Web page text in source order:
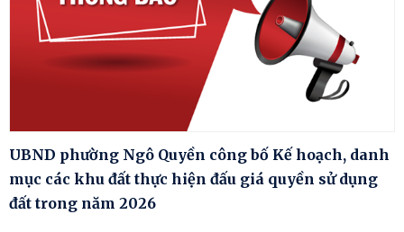
UBND phường Ngô Quyền công bố Kế hoạch, danh
mục các khu đất thực hiện đấu giá quyền sử dụng
đất trong năm 2026